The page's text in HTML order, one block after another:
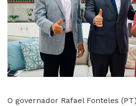
O governador Rafael Fonteles